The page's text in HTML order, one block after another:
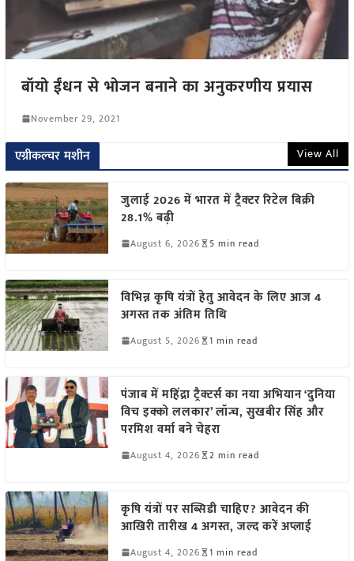
बॉयो ईंधन से भोजन बनाने का अनुकरणीय प्रयास
November 29, 2021
एग्रीकल्चर मशीन View All
जुलाई 2026 में भारत में ट्रैक्टर रिटेल बिक्री
28.1% बढ़ी
August 6, 2026 5 min read
विभिन्न कृषि यंत्रों हेतु आवेदन के लिए आज 4
अगस्त तक अंतिम तिथि
August 5, 2026 1 min read
पंजाब में महिंद्रा ट्रैक्टर्स का नया अभियान ‘दुनिया
विच इक्को ललकार’ लॉन्च, सुखबीर सिंह और
परमिश वर्मा बने चेहरा
August 4, 2026 2 min read
कृषि यंत्रों पर सब्सिडी चाहिए? आवेदन की
आखिरी तारीख 4 अगस्त, जल्द करें अप्लाई
August 4, 2026 1 min read